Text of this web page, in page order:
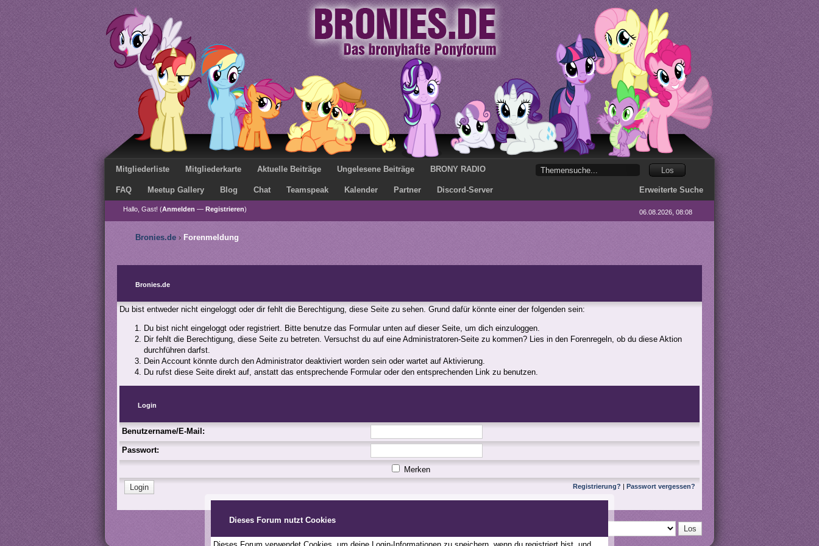
Dieses Forum nutzt Cookies
Mitgliederliste Mitgliederkarte Aktuelle Beiträge Ungelesene Beiträge BRONY RADIO
FAQ Meetup Gallery Blog Chat Teamspeak Kalender Partner Discord-Server Erweiterte Suche
Hallo, Gast! (Anmelden — Registrieren) 06.08.2026, 08:08
Bronies.de › Forenmeldung
Bronies.de
Du bist entweder nicht eingeloggt oder dir fehlt die Berechtigung, diese Seite zu sehen. Grund dafür könnte einer der folgenden sein:
Du bist nicht eingeloggt oder registriert. Bitte benutze das Formular unten auf dieser Seite, um dich einzuloggen.
Dir fehlt die Berechtigung, diese Seite zu betreten. Versuchst du auf eine Administratoren-Seite zu kommen? Lies in den Forenregeln, ob du diese Aktion
durchführen darfst.
Dein Account könnte durch den Administrator deaktiviert worden sein oder wartet auf Aktivierung.
Du rufst diese Seite direkt auf, anstatt das entsprechende Formular oder den entsprechenden Link zu benutzen.
Login
Benutzername/E-Mail:
Passwort:
Merken
Registrierung? | Passwort vergessen?